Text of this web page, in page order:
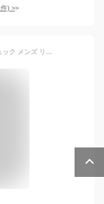
件) >
KANGOL カンゴール バックパック リュック メンズ リュックサック バッグ 黒 ブラック レザー シンプル きれいめ 大人 レディース A4サイズ 通勤 通学 通学リュック 学生 高校生 中学生 大学生 大人 おしゃれ かっこいい ブランド